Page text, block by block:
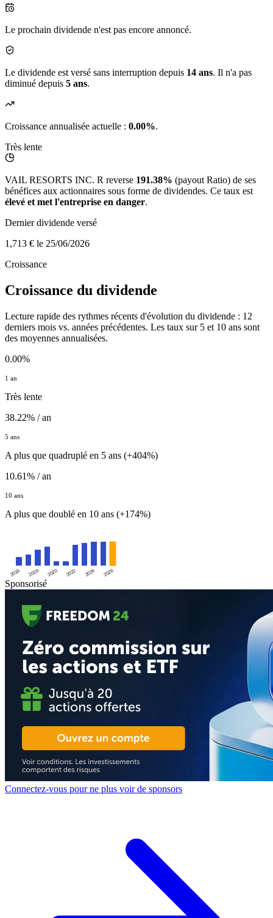
Le prochain dividende n'est pas encore annoncé.
Le dividende est versé sans interruption depuis 14 ans. Il n'a pas
diminué depuis 5 ans.
Croissance annualisée actuelle : 0.00%.
Très lente
VAIL RESORTS INC. R reverse 191.38% (payout Ratio) de ses
bénéfices aux actionnaires sous forme de dividendes. Ce taux est
élevé et met l'entreprise en danger.
Dernier dividende versé
1,713 € le 25/06/2026
Croissance
Croissance du dividende
Lecture rapide des rythmes récents d'évolution du dividende : 12
derniers mois vs. années précédentes. Les taux sur 5 et 10 ans sont
des moyennes annualisées.
0.00%
1 an
Très lente
38.22% / an
5 ans
A plus que quadruplé en 5 ans (+404%)
10.61% / an
10 ans
A plus que doublé en 10 ans (+174%)
2016 2018 2020 2022 2024 2026
Sponsorisé
Connectez-vous pour ne plus voir de sponsors